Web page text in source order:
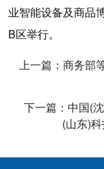
业智能设备及商品
B区举行。
上一篇：商务部
下一篇：中国(
(山东)